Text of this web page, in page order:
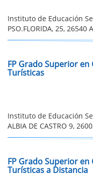
Instituto de Educación
PSO.FLORIDA, 25, 26540
FP Grado Superior
Turísticas
Instituto de Educación
ALBIA DE CASTRO 9,
FP Grado Superior
Turísticas a Distancia